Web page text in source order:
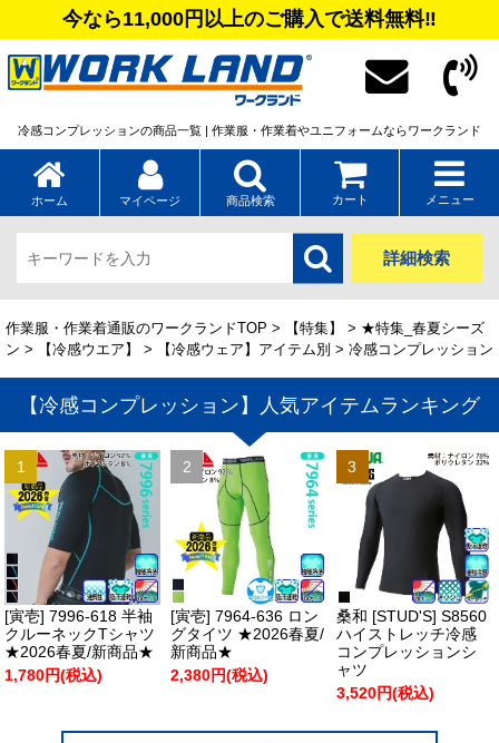
今なら11,000円以上のご購入で送料無料‼
冷感コンプレッションの商品一覧 | 作業服・作業着やユニフォームならワークランド
ホーム マイページ 商品検索 カート メニュー
詳細検索
作業服・作業着通販のワークランドTOP > 【特集】 > ★特集_春夏シーズ
ン > 【冷感ウエア】 > 【冷感ウェア】アイテム別 > 冷感コンプレッション
【冷感コンプレッション】人気アイテムランキング
[寅壱] 7996-618 半袖
クルーネックTシャツ
★2026春夏/新商品★
1,780円(税込)
[寅壱] 7964-636 ロン
グタイツ ★2026春夏/
新商品★
2,380円(税込)
桑和 [STUD'S] S8560
ハイストレッチ冷感
コンプレッションシ
ャツ
3,520円(税込)